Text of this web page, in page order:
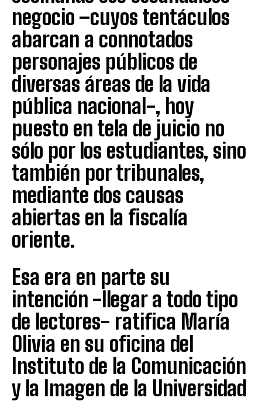
negocio –cuyos tentáculos
abarcan a connotados
personajes públicos de
diversas áreas de la vida
pública nacional-, hoy
puesto en tela de juicio no
sólo por los estudiantes, sino
también por tribunales,
mediante dos causas
abiertas en la fiscalía
oriente.
Esa era en parte su
intención -llegar a todo tipo
de lectores- ratifica María
Olivia en su oficina del
Instituto de la Comunicación
y la Imagen de la Universidad